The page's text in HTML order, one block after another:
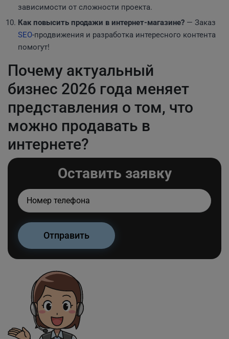
зависимости от сложности проекта.
Как повысить продажи в интернет-магазине? — Заказ
SEO-продвижения и разработка интересного контента
помогут!
Почему актуальный
бизнес 2026 года меняет
представления о том, что
можно продавать в
интернете?
Оставить заявку